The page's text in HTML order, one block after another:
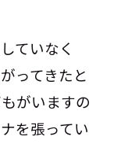
ていなく
ってきたと
がいますの
を張ってい